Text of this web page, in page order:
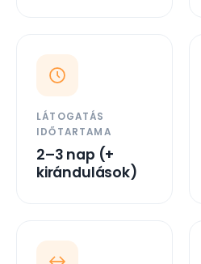
LÁTOGATÁS
IDŐTARTAMA
2–3 nap (+
kirándulások)